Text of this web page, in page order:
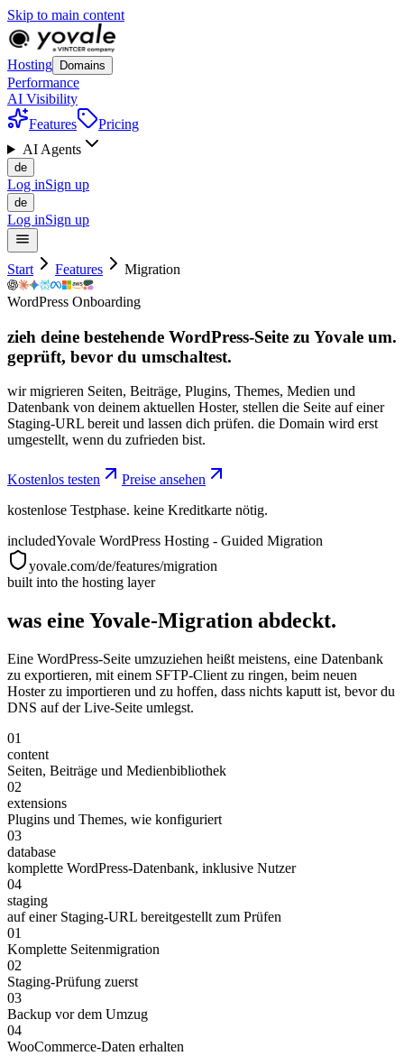
Skip to main content
Hosting Domains
Performance
AI Visibility
Features
Pricing
AI Agents
de
Log inSign up
de
Log inSign up
Start Features Migration
WordPress Onboarding
zieh deine bestehende WordPress-Seite zu Yovale um.
geprüft, bevor du umschaltest.
wir migrieren Seiten, Beiträge, Plugins, Themes, Medien und
Datenbank von deinem aktuellen Hoster, stellen die Seite auf einer
Staging-URL bereit und lassen dich prüfen. die Domain wird erst
umgestellt, wenn du zufrieden bist.
Kostenlos testen
Preise ansehen
kostenlose Testphase. keine Kreditkarte nötig.
includedYovale WordPress Hosting - Guided Migration
yovale.com/de/features/migration
built into the hosting layer
was eine Yovale-Migration abdeckt.
Eine WordPress-Seite umzuziehen heißt meistens, eine Datenbank
zu exportieren, mit einem SFTP-Client zu ringen, beim neuen
Hoster zu importieren und zu hoffen, dass nichts kaputt ist, bevor du
DNS auf der Live-Seite umlegst.
01
content
Seiten, Beiträge und Medienbibliothek
02
extensions
Plugins und Themes, wie konfiguriert
03
database
komplette WordPress-Datenbank, inklusive Nutzer
04
staging
auf einer Staging-URL bereitgestellt zum Prüfen
01
Komplette Seitenmigration
02
Staging-Prüfung zuerst
03
Backup vor dem Umzug
04
WooCommerce-Daten erhalten